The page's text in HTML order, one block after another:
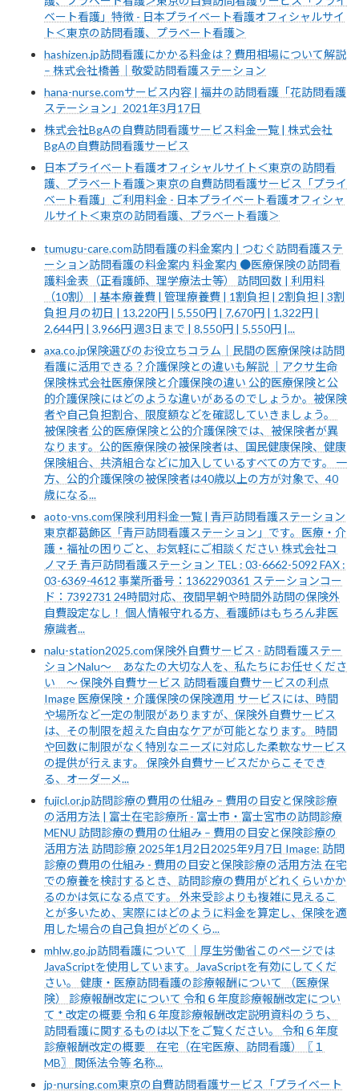
ベート看護」特徴 - 日本プライベート看護オフィシャルサイ
ト＜東京の訪問看護、プラベート看護＞
hashizen.jp訪問看護にかかる料金は？費用相場について解説
– 株式会社橋善｜敬愛訪問看護ステーション
hana-nurse.comサービス内容 | 福井の訪問看護「花訪問看護
ステーション」2021年3月17日
株式会社BgAの自費訪問看護サービス料金一覧 | 株式会社
BgAの自費訪問看護サービス
日本プライベート看護オフィシャルサイト＜東京の訪問看
護、プラベート看護＞東京の自費訪問看護サービス「プライ
ベート看護」ご利用料金 - 日本プライベート看護オフィシャ
ルサイト＜東京の訪問看護、プラベート看護＞
tumugu-care.com訪問看護の料金案内 | つむぐ訪問看護ステ
ーション訪問看護の料金案内 料金案内 ●医療保険の訪問看
護料金表（正看護師、理学療法士等） 訪問回数 | 利用料
（10割） | 基本療養費 | 管理療養費 | 1割負担 | 2割負担 | 3割
負担 月の初日 | 13,220円 | 5,550円 | 7,670円 | 1,322円 |
2,644円 | 3,966円 週3日まで | 8,550円 | 5,550円 |...
axa.co.jp保険選びのお役立ちコラム｜民間の医療保険は訪問
看護に活用できる？介護保険との違いも解説 ｜アクサ生命
保険株式会社​医療保険と介護保険の違い ​公的医療保険と公
的介護保険にはどのような違いがあるのでしょうか。被保険
者や自己負担割合、限度額などを確認していきましょう。 ​
被保険者 ​公的医療保険と公的介護保険では、被保険者が異
なります。公的医療保険の被保険者は、国民健康保険、健康
保険組合、共済組合などに加入しているすべての方です。 一
方、公的介護保険の被保険者は40歳以上の方が対象で、40
歳になる...
aoto-vns.com保険利用料金一覧 | 青戸訪問看護ステーション
東京都葛飾区「青戸訪問看護ステーション」です。医療・介
護・福祉の困りごと、お気軽にご相談ください 株式会社コ
ノマチ 青戸訪問看護ステーション TEL : 03-6662-5092 FAX :
03-6369-4612 事業所番号：1362290361 ステーションコー
ド：7392731 24時間対応、夜間早朝や時間外訪問の保険外
自費設定なし！ 個人情報守れる方、看護師はもちろん非医
療識者...
nalu-station2025.com保険外自費サービス - 訪問看護ステー
ションNalu～ あなたの大切な人を、私たちにお任せくださ
い ～ 保険外自費サービス 訪問看護自費サービスの利点
Image 医療保険・介護保険の保険適用 サービスには、時間
や場所など一定の制限がありますが、保険外自費サービス
は、その制限を超えた自由なケアが可能となります。 時間
や回数に制限がなく特別なニーズに対応した柔軟なサービス
の提供が行えます。 保険外自費サービスだからこそでき
る、オーダーメ...
fujicl.or.jp訪問診療の費用の仕組み – 費用の目安と保険診療
の活用方法 | 富士在宅診療所 - 富士市・富士宮市の訪問診療
MENU 訪問診療の費用の仕組み – 費用の目安と保険診療の
活用方法 訪問診療 2025年1月2日2025年9月7日 Image: 訪問
診療の費用の仕組み - 費用の目安と保険診療の活用方法 在宅
での療養を検討するとき、訪問診療の費用がどれくらいかか
るのかは気になる点です。 外来受診よりも複雑に見えるこ
とが多いため、実際にはどのように料金を算定し、保険を適
用した場合の自己負担がどのくら...
mhlw.go.jp訪問看護について ｜厚生労働省このページでは
JavaScriptを使用しています。JavaScriptを有効にしてくだ
さい。 健康・医療訪問看護の診療報酬について （医療保
険） 診療報酬改定について 令和６年度診療報酬改定につい
て * 改定の概要 令和６年度診療報酬改定説明資料のうち、
訪問看護に関するものは以下をご覧ください。 令和６年度
診療報酬改定の概要 在宅（在宅医療、訪問看護）〖１
MB〗 関係法令等 名称...
jp-nursing.com東京の自費訪問看護サービス「プライベート